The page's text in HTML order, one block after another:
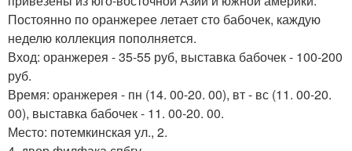
Постоянно по оранжерее летает сто бабочек, каждую
неделю коллекция пополняется.
Вход: оранжерея - 35-55 руб, выставка бабочек - 100-200
руб.
Время: оранжерея - пн (14. 00-20. 00), вт - вс (11. 00-20.
00), выставка бабочек - 11. 00-20. 00.
Место: потемкинская ул., 2.